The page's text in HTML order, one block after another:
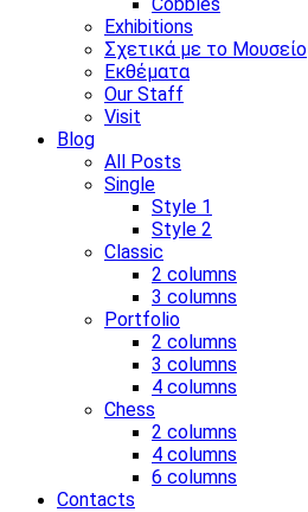
Exhibitions
Σχετικά με το Μουσείο
Εκθέματα
Our Staff
Visit
Blog
All Posts
Single
Style 1
Style 2
Classic
2 columns
3 columns
Portfolio
2 columns
3 columns
4 columns
Chess
2 columns
4 columns
6 columns
Contacts